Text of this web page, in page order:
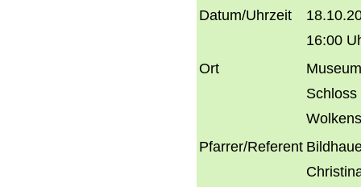
Datum/Uhrzeit
16:00
Ort
Schloss
Pfarrer/Referent